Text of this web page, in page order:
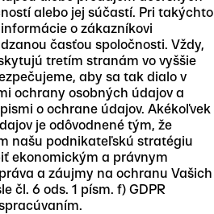
alebo jej súčastí. Pri takýchto
o zákazníkovi
časťou spoločnosti. Vždy,
tretím stranám vo vyššie
aby sa tak dialo v
ochrany osobných údajov a
o ochrane údajov. Akékoľvek
je odôvodnené tým, že
našu podnikateľskú stratégiu
ekonomickým a právnym
a záujmy na ochranu Vašich
čl. 6 ods. 1 písm. f) GDPR